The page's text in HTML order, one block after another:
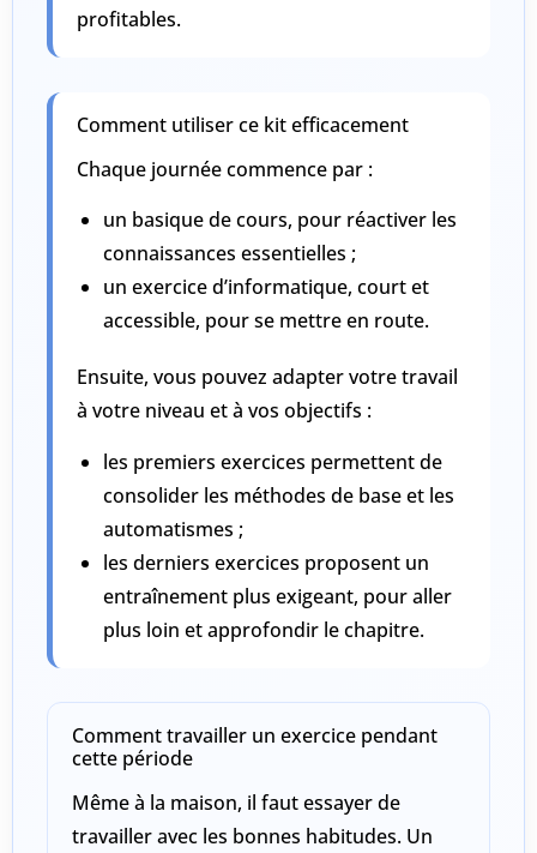
profitables.
Comment utiliser ce kit efficacement
Chaque journée commence par :
un basique de cours, pour réactiver les
connaissances essentielles ;
unexercice d’informatique, court et
accessible, pour se mettre en route.
Ensuite, vous pouvez adapter votre travail
à votre niveau et à vos objectifs :
les premiers exercices permettent de
consolider les méthodes de base et les
automatismes ;
lesderniers exercices proposent un
entraînement plus exigeant, pour aller
plus loin et approfondir le chapitre.
Comment travailler un exercice pendant
cette période
Même à la maison, il faut essayer de
travailler avec les bonnes habitudes. Un